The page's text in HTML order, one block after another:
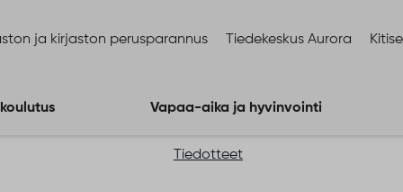
ja kirjaston perusparannus Tiedekeskus Aurora
Vapaa-aika ja hyvinvointi
Tiedotteet